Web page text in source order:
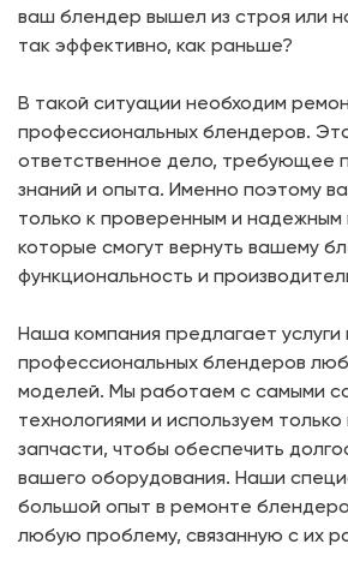
ваш блендер вышел из строя или
так эффективно, как раньше?
В такой ситуации необходим
профессиональных блендеров.
ответственное дело, требующее
знаний и опыта. Именно поэтому
только к проверенным и
которые смогут вернуть вашему
функциональность и
Наша компания предлагает
профессиональных блендеров
моделей. Мы работаем с самыми
технологиями и используем
запчасти, чтобы обеспечить
вашего оборудования. Наши
большой опыт в ремонте
любую проблему, связанную с их